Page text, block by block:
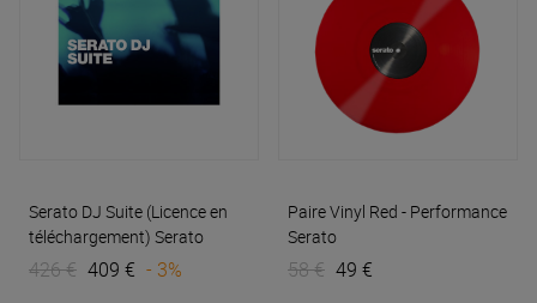
Serato DJ Suite (Licence en
téléchargement) Serato
426 € 409 € - 3%
Paire Vinyl Red - Performance
Serato
58 € 49 €